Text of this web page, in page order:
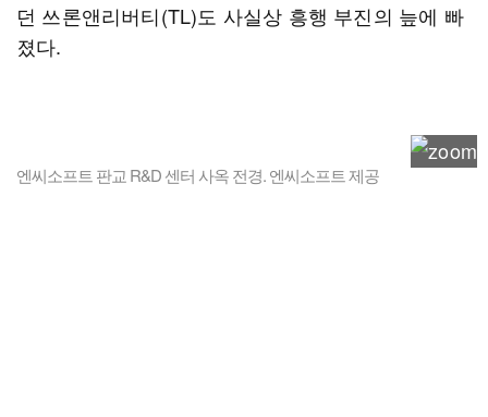
던 쓰론앤리버티(TL)도 사실상 흥행 부진의 늪에 빠
졌다.
엔씨소프트 판교 R&D 센터 사옥 전경. 엔씨소프트 제공